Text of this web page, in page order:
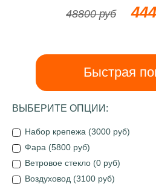
48800 руб
Быстрая
ВЫБЕРИТЕ ОПЦИИ:
Набор крепежа (3000 руб)
Фара (5800 руб)
Ветровое стекло (0 руб)
Воздуховод (3100 руб)